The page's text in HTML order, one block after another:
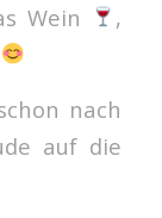
Wein
,
nach
auf die